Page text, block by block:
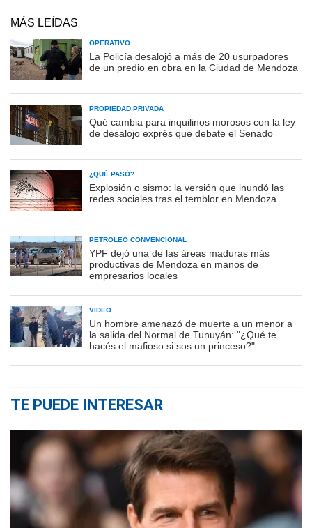
MÁS LEÍDAS
OPERATIVO
La Policía desalojó a más de 20 usurpadores
de un predio en obra en la Ciudad de Mendoza
PROPIEDAD PRIVADA
Qué cambia para inquilinos morosos con la ley
de desalojo exprés que debate el Senado
¿QUÉ PASÓ?
Explosión o sismo: la versión que inundó las
redes sociales tras el temblor en Mendoza
PETRÓLEO CONVENCIONAL
YPF dejó una de las áreas maduras más
productivas de Mendoza en manos de
empresarios locales
VIDEO
Un hombre amenazó de muerte a un menor a
la salida del Normal de Tunuyán: "¿Qué te
hacés el mafioso si sos un princeso?"
TE PUEDE INTERESAR